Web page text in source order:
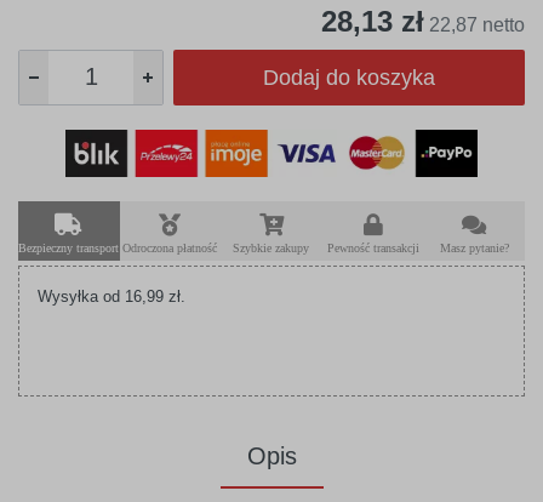
28,13 zł 22,87 netto
Dodaj do koszyka
Bezpieczny transport Odroczona płatność Szybkie zakupy Pewność transakcji Masz pytanie?
Wysyłka od 16,99 zł.
Opis